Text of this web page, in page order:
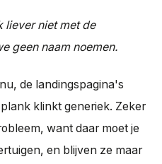
liever niet met de
geen naam noemen.
de landingspagina's
klinkt generiek. Zeker
want daar moet je
en blijven ze maar